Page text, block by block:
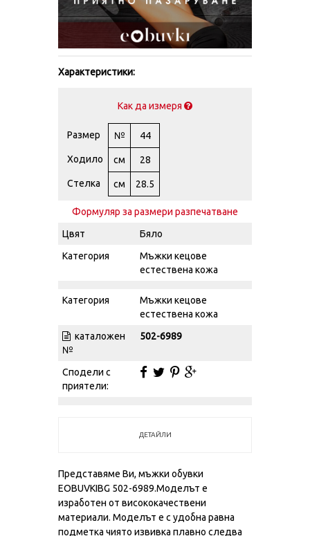
Характеристики:
Как да измеря
Размер № 44
Ходило см 28
Стелка см 28.5
Формуляр за размери разпечатване
Цвят
Бяло
Категория
Мъжки кецове
естествена кожа
Категория
Мъжки кецове
естествена кожа
каталожен
№
502-6989
Сподели с
приятели:
ДЕТАЙЛИ
Представяме Ви, мъжки обувки
EOBUVKIBG 502-6989.Моделът е
изработен от висококачествени
материали. Моделът е с удобна равна
подметка чиято извивка плавно следва